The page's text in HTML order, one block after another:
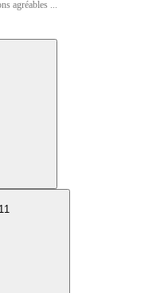
agréables ...